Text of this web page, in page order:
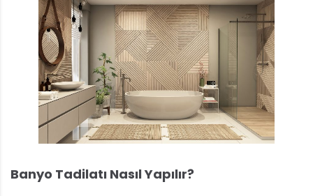
Banyo Tadilatı Nasıl Yapılır?